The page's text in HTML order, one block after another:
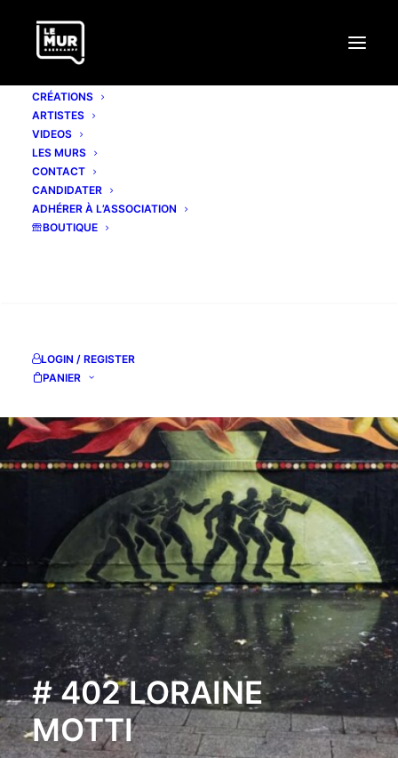
CRÉATIONS
ARTISTES
VIDEOS
LES MURS
CONTACT
CANDIDATER
ADHÉRER À L’ASSOCIATION
BOUTIQUE
LOGIN / REGISTER
PANIER
# 402 LORAINE
MOTTI